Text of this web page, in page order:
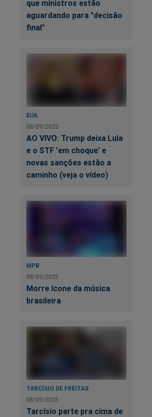
que ministros estão
aguardando para "decisão
final"
EUA
08/09/2025
AO VIVO: Trump deixa Lula
e o STF 'em choque' e
novas sanções estão a
caminho (veja o vídeo)
MPB
08/09/2025
Morre ícone da música
brasileira
TARCÍSIO DE FREITAS
08/09/2025
Tarcísio parte pra cima de